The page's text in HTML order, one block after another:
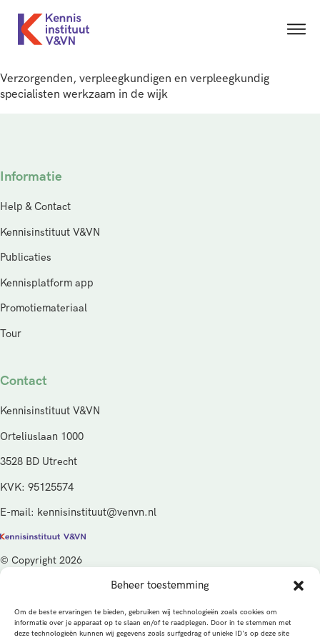
Beheer toestemming
Om de beste ervaringen te bieden, gebruiken wij technologieën zoals cookies om
informatie over je apparaat op te slaan en/of te raadplegen. Door in te stemmen met
deze technologieën kunnen wij gegevens zoals surfgedrag of unieke ID's op deze site
Verzorgenden, verpleegkundigen en verpleegkundig
specialisten werkzaam in de wijk
Informatie
Help & Contact
Kennisinstituut V&VN
Publicaties
Kennisplatform app
Promotiemateriaal
Tour
Contact
Kennisinstituut V&VN
Orteliuslaan 1000
3528 BD Utrecht
KVK: 95125574
E-mail: kennisinstituut@venvn.nl
© Copyright 2026
De activiteiten van het Kennisinstituut V&VN worden gefinancierd
vanuit de kwaliteitsgelden van het ministerie van Volksgezondheid,
Welzijn en Sport (VWS), beheerd door ZonMw.